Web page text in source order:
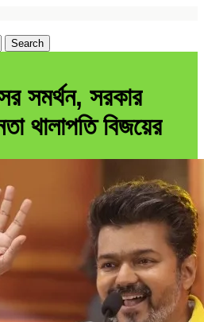
সমর্থন, সরকার
থালাপতি বিজয়ের